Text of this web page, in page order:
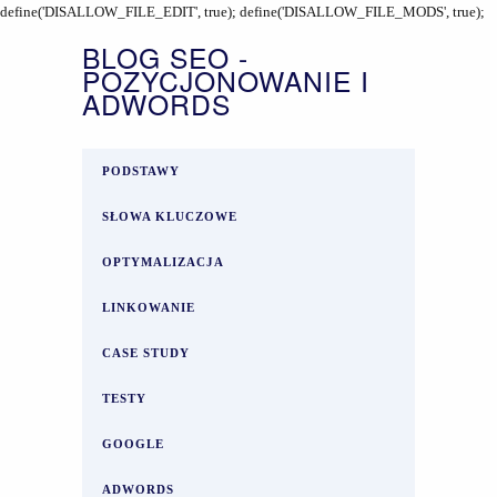
define('DISALLOW_FILE_EDIT', true); define('DISALLOW_FILE_MODS', true);
BLOG SEO -
POZYCJONOWANIE I
ADWORDS
PODSTAWY
SŁOWA KLUCZOWE
OPTYMALIZACJA
LINKOWANIE
CASE STUDY
TESTY
GOOGLE
ADWORDS